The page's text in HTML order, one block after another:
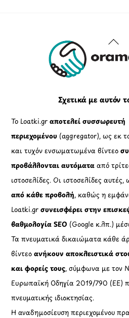
Back
To
Σχετικά με αυτόν
Το Loatki.grαποτελεί συσσωρευτή
περιεχομένου (aggregator), ως εκ
και τυχόν ενσωματωμένα βίντεο
προβάλλονται αυτόματααπό
ιστοσελίδες. Οι ιστοσελίδες
από κάθε προβολή, καθώς η
Loatki.gr συνεισφέρει στην
βαθμολογία SEO (Google κ.λπ.)
Τα πνευματικά δικαιώματα κάθε
βίντεοανήκουν αποκλειστικά
και φορείς τους, σύμφωνα με τον
Ευρωπαϊκή Οδηγία 2019/790 (ΕΕ)
πνευματικής ιδιοκτησίας.
Η αναδημοσίευση περιεχομένου